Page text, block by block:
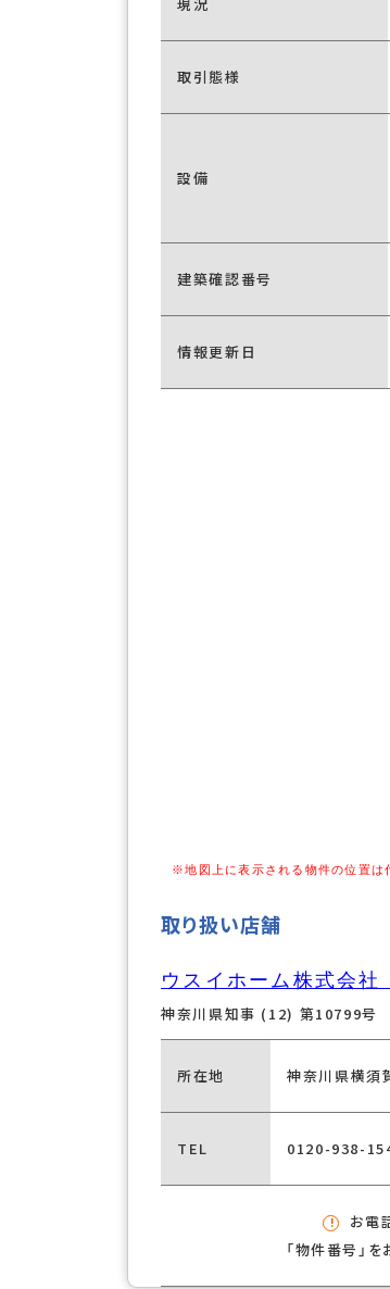
取引態様
設備
建築確認番号
情報更新日
※地図上に表示される物件の位置は
取り扱い店舗
ウスイホーム株式会
神奈川県知事 (12) 第10799号
所在地 神奈川県横須
TEL 0120-938-
お電
「物件番号」